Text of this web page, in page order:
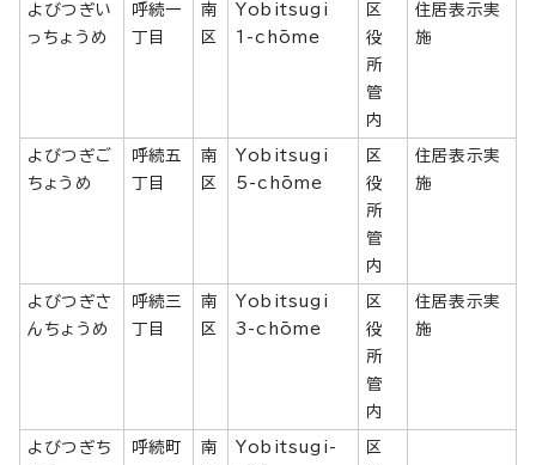
よびつぎい
っちょうめ
呼続一
丁目
南
区
Yobitsugi
1-chōme
区
役
所
管
内
住居表示実
施
よびつぎご
ちょうめ
呼続五
丁目
南
区
Yobitsugi
5-chōme
区
役
所
管
内
住居表示実
施
よびつぎさ
んちょうめ
呼続三
丁目
南
区
Yobitsugi
3-chōme
区
役
所
管
内
住居表示実
施
よびつぎち
呼続町
南
Yobitsugi-
区